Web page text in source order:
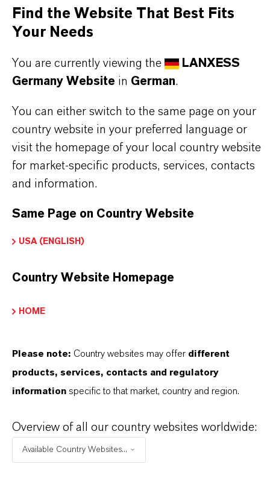
Körperpflegeanwendungen.
Anwendungsbereiche:
Konservierungsmittel in Lebensmitteln und
Getränken (z. B. Erfrischungsgetränke, Saucen)
Konservierungsmittel in Körperpflegeprodukten
Konservierungsmittel in Pharmazeutika
Flüssige Form für einfache Handhabung und
Formulierung
(CAS-Register Nummer)
32-1
DARUMLANXESS!
Find the Website That Best Fits
Your Needs
You are currently viewing the
LANXESS
Germany Website in German.
You can either switch to the same page on your
country website in your preferred language or
visit the homepage of your local country website
for market-specific products, services, contacts
and information.
Same Page on Country Website
USA (ENGLISH)
Country Website Homepage
HOME
Please note: Country websites may offer different
products, services, contacts and regulatory
information specific to that market, country and region.
Overview of all our country websites worldwide:
Available Country Websites...